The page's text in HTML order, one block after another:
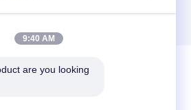
20m 1080P 7inch
9:40 AM
are you looking